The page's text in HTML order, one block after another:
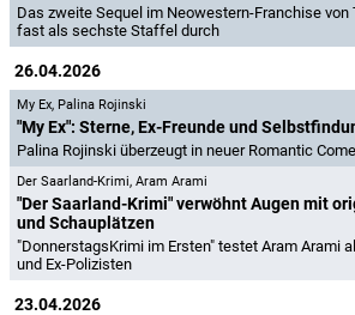
Das zweite Sequel im Neowestern-Franchise von
fast als sechste Staffel durch
26.04.2026
My Ex, Palina Rojinski
"My Ex": Sterne, Ex-Freunde und
Palina Rojinski überzeugt in neuer Romantic
Der Saarland-Krimi, Aram Arami
"Der Saarland-Krimi" verwöhnt Augen mit
und Schauplätzen
"DonnerstagsKrimi im Ersten" testet Aram Arami
und Ex-Polizisten
23.04.2026